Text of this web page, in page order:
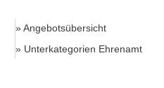
» Angebotsübersicht
» Unterkategorien Ehrenamt